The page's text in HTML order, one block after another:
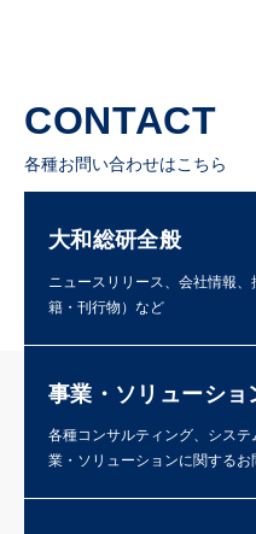
CONTACT
各種お問い合わせはこちら
大和総研全般
ニュースリリース、会社情報
籍・刊行物）など
事業・ソリューショ
各種コンサルティング、シス
業・ソリューションに関するお